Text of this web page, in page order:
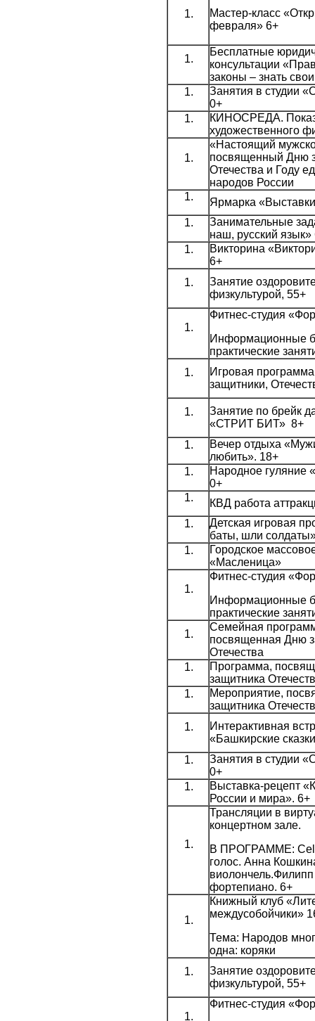
Мастер-класс
февраля» 6+
Бесплатные
консультации
законы – знать
Занятия в студии
0+
КИНОСРЕДА.
художественного
«Настоящий
посвященный Дню
Отечества и Году
народов России
Ярмарка
Занимательные
наш, русский язык»
Викторина
6+
Занятие
физкультурой, 55+
Фитнес-студия
Информационные
практические
Игровая
защитники,
Занятие по брейк
«СТРИТ БИТ» 8+
Вечер отдыха
любить». 18+
Народное гуляние
0+
КВД работа
Детская игровая
баты, шли
Городское
«Масленица»
Фитнес-студия
Информационные
практические
Семейная
посвященная Дню
Отечества
Программа,
защитника
Мероприятие,
защитника
Интерактивная
«Башкирские
Занятия в студии
0+
Выставка-рецепт
России и мира». 6+
Трансляции в
концертном зале.
В ПРОГРАММЕ:
голос. Анна
фортепиано. 6+
Книжный клуб
междусобойчики»
Тема: Народов
одна: коряки
Занятие
физкультурой, 55+
Фитнес-студия